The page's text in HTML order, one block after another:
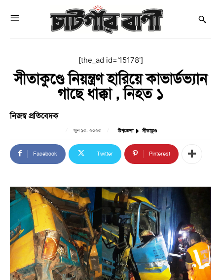
[the_ad id='15178']
সীতাকুণ্ডে নিয়ন্ত্রণ হারিয়ে কাভার্ডভ্যান
গাছে ধাক্কা , নিহত ১
নিজস্ব প্রতিবেদক
জুন ১৫, ২০২৫ উপজেলা সীতাকুণ্ড
Facebook Twitter Pinterest